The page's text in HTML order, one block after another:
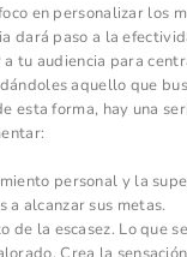
en personalizar los
dará paso a la
tu audiencia para
aquello que
esta forma, hay una
personal y la
a alcanzar sus metas.
de la escasez. Lo que